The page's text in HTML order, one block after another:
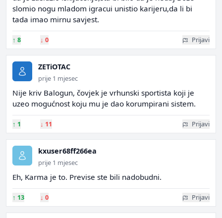
slomio nogu mladom igracui unistio karijeru,da li bi
tada imao mirnu savjest.
↑ 8 ↓ 0 Prijavi
ZETiOTAC
prije 1 mjesec
Nije kriv Balogun, čovjek je vrhunski sportista koji je
uzeo mogućnost koju mu je dao korumpirani sistem.
↑ 1 ↓ 11 Prijavi
kxuser68ff266ea
prije 1 mjesec
Eh, Karma je to. Previse ste bili nadobudni.
↑ 13 ↓ 0 Prijavi